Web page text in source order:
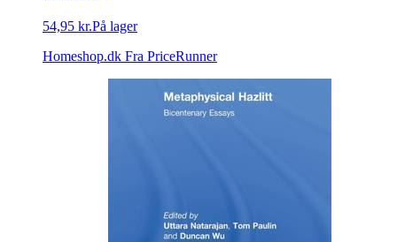
54,95 kr.På lager
Homeshop.dk Fra PriceRunner